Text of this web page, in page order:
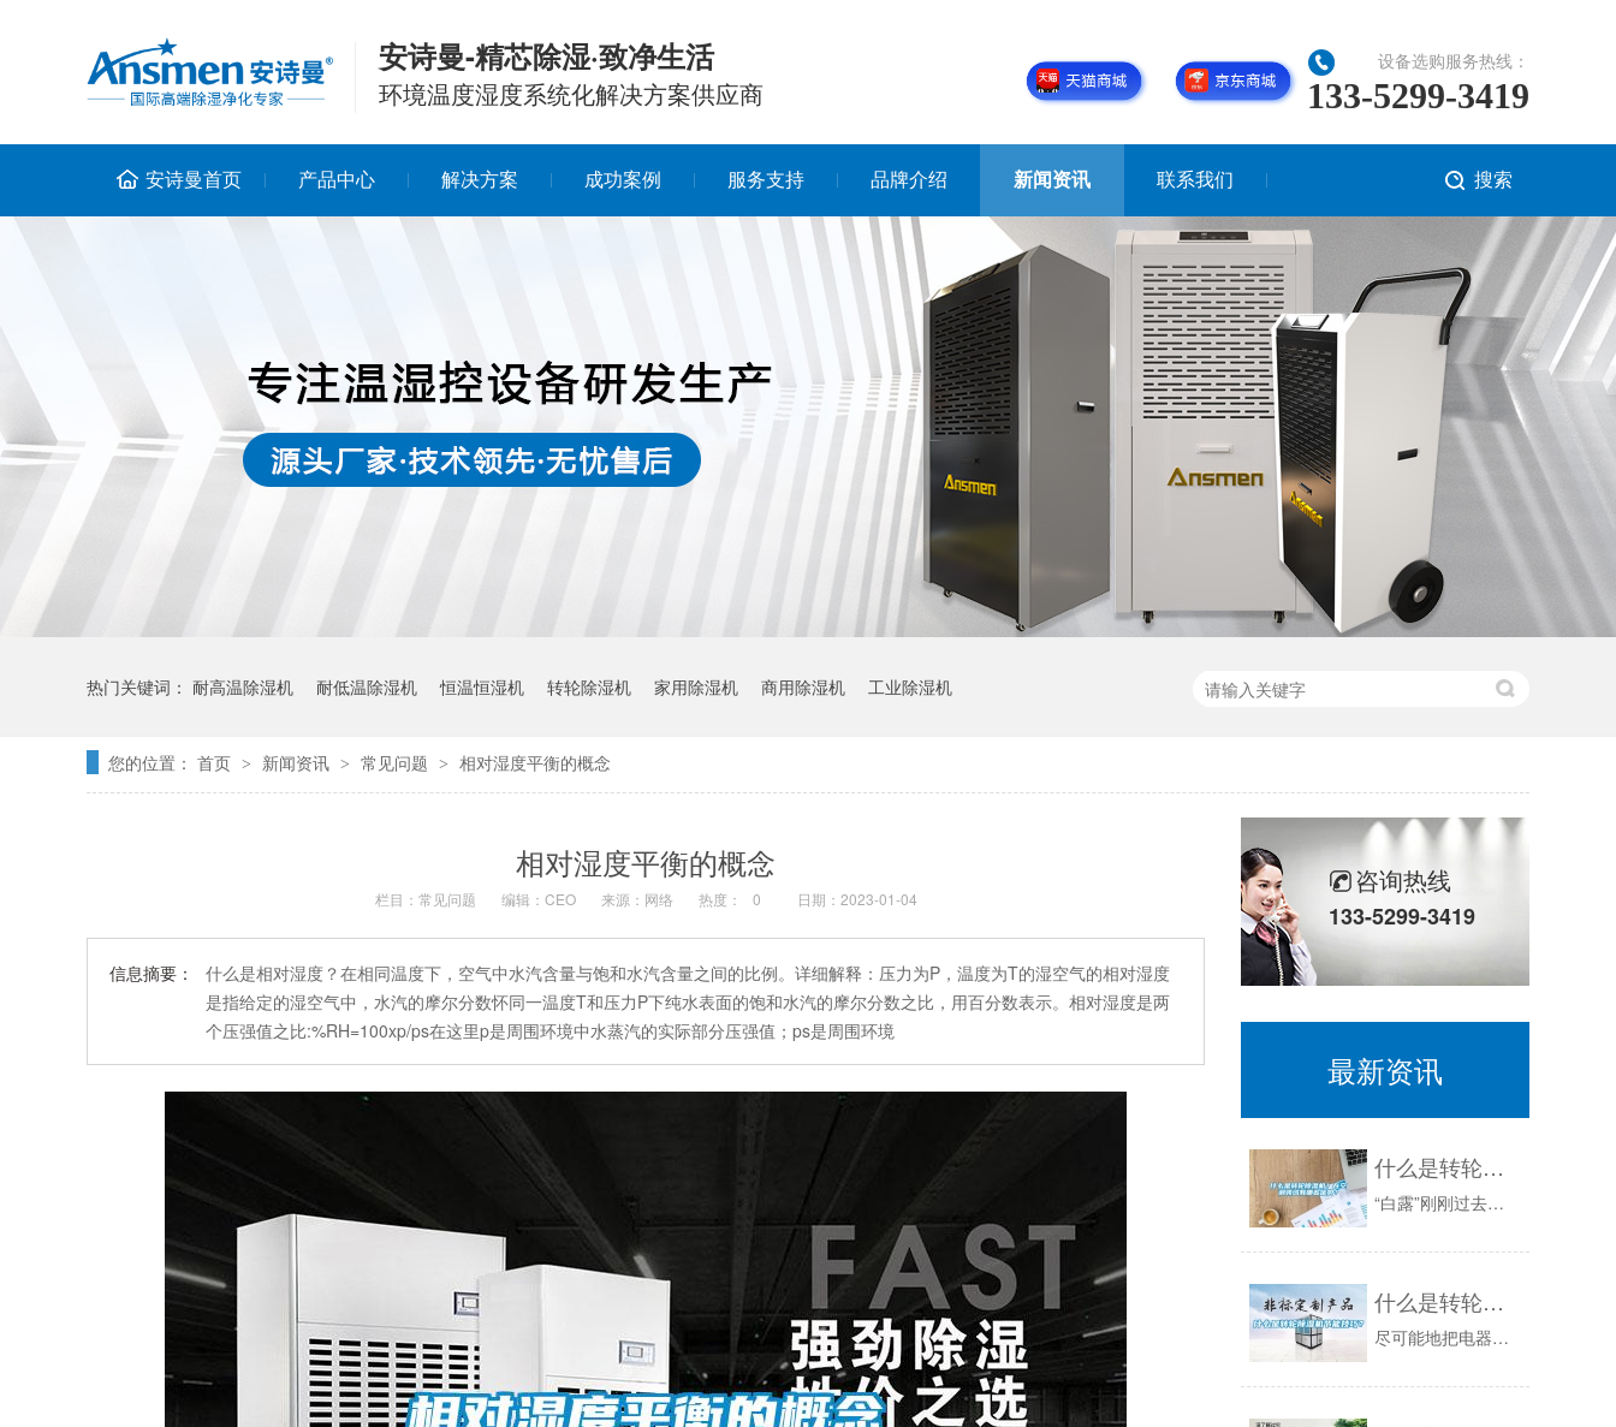
搜索
安诗曼-精芯除湿·致净生活
环境温度湿度系统化解决方案供应商
设备选购服务热线：
133-5299-3419
安诗曼首页 产品中心 解决方案 成功案例 服务支持 品牌介绍 新闻资讯 联系我们
热门关键词： 耐高温除湿机 耐低温除湿机 恒温恒湿机 转轮除湿机 家用除湿机 商用除湿机 工业除湿机
您的位置： 首页 > 新闻资讯 > 常见问题 > 相对湿度平衡的概念
相对湿度平衡的概念
栏目： 常见问题 编辑：CEO 来源：网络 热度： 0 日期：2023-01-04
信息摘要：
什么是相对湿度？在相同温度下，空气中水汽含量与饱和水汽含量之间的比例。详细解释：压力为P，温度为T的湿空气的相对湿度
是指给定的湿空气中，水汽的摩尔分数怀同一温度T和压力P下纯水表面的饱和水汽的摩尔分数之比，用百分数表示。相对湿度是两
个压强值之比:%RH=100xp/ps在这里p是周围环境中水蒸汽的实际部分压强值；ps是周围环境
咨询热线
133-5299-3419
最新资讯
什么是转轮除湿机？在空调领域有哪些优势？
“白露”刚刚过去，意味着夏天已经悄然结束。回顾整个夏天，你是不是依然能想起空调续命的那些天。夏日的娱乐场所，也从烈日炎炎的室外延伸到了凉爽舒...
什么是转轮除湿机节能技巧？
尽可能地把电器放在通风的位置，有待机状态的电器如彩电等，应尽量使其通电处于待机状态，其内部零件就会散发热量，驱散机体内的潮气,防爆除湿机，防...